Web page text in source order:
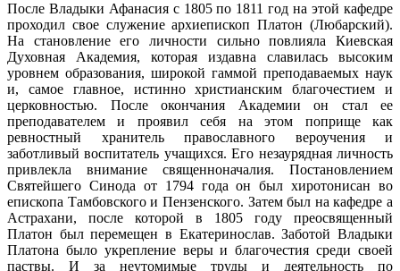
После Владыки Афанасия с 1805 по 1811 год на этой кафедре
проходил свое служение архиепископ Платон (Любарский).
На становление его личности сильно повлияла Киевская
Духовная Академия, которая издавна славилась высоким
уровнем образования, широкой гаммой преподаваемых наук
и, самое главное, истинно христианским благочестием и
церковностью. После окончания Академии он стал ее
преподавателем и проявил себя на этом поприще как
ревностный хранитель православного вероучения и
заботливый воспитатель учащихся. Его незаурядная личность
привлекла внимание священноначалия. Постановлением
Святейшего Синода от 1794 года он был хиротонисан во
епископа Тамбовского и Пензенского. Затем был на кафедре а
Астрахани, после которой в 1805 году преосвященный
Платон был перемещен в Екатеринослав. Заботой Владыки
Платона было укрепление веры и благочестия среди своей
паствы. И за неутомимые труды и деятельность по